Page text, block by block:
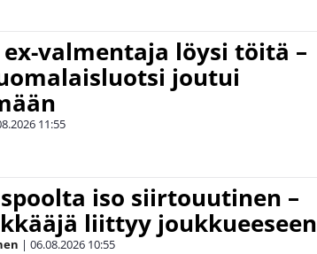
ex-valmentaja löysi töitä –
joutui
11:55
iso siirtouutinen –
liittyy joukkueeseen
| 06.08.2026 10:55